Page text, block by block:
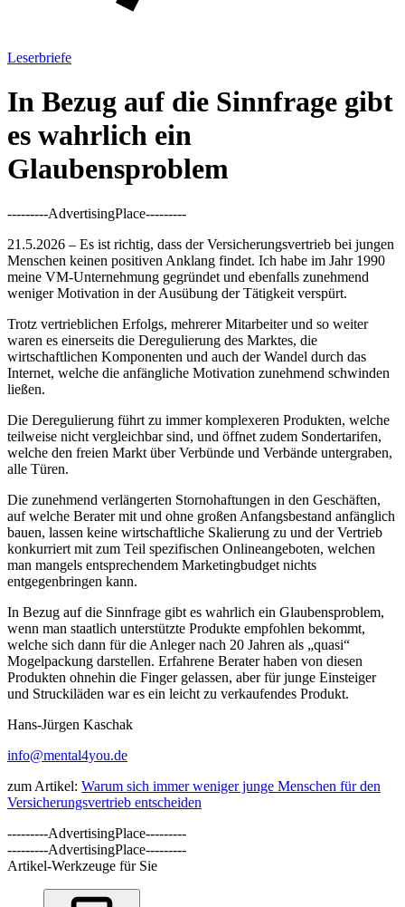
Leserbriefe
In Bezug auf die Sinnfrage gibt
es wahrlich ein
Glaubensproblem
---------AdvertisingPlace---------
21.5.2026 – Es ist richtig, dass der Versicherungsvertrieb bei jungen
Menschen keinen positiven Anklang findet. Ich habe im Jahr 1990
meine VM-Unternehmung gegründet und ebenfalls zunehmend
weniger Motivation in der Ausübung der Tätigkeit verspürt.
Trotz vertrieblichen Erfolgs, mehrerer Mitarbeiter und so weiter
waren es einerseits die Deregulierung des Marktes, die
wirtschaftlichen Komponenten und auch der Wandel durch das
Internet, welche die anfängliche Motivation zunehmend schwinden
ließen.
Die Deregulierung führt zu immer komplexeren Produkten, welche
teilweise nicht vergleichbar sind, und öffnet zudem Sondertarifen,
welche den freien Markt über Verbünde und Verbände untergraben,
alle Türen.
Die zunehmend verlängerten Stornohaftungen in den Geschäften,
auf welche Berater mit und ohne großen Anfangsbestand anfänglich
bauen, lassen keine wirtschaftliche Skalierung zu und der Vertrieb
konkurriert mit zum Teil spezifischen Onlineangeboten, welchen
man mangels entsprechendem Marketingbudget nichts
entgegenbringen kann.
In Bezug auf die Sinnfrage gibt es wahrlich ein Glaubensproblem,
wenn man staatlich unterstützte Produkte empfohlen bekommt,
welche sich dann für die Anleger nach 20 Jahren als „quasi“
Mogelpackung darstellen. Erfahrene Berater haben von diesen
Produkten ohnehin die Finger gelassen, aber für junge Einsteiger
und Struckiläden war es ein leicht zu verkaufendes Produkt.
Hans-Jürgen Kaschak
info@mental4you.de
zum Artikel: Warum sich immer weniger junge Menschen für den
Versicherungsvertrieb entscheiden
---------AdvertisingPlace---------
---------AdvertisingPlace---------
Artikel-Werkzeuge für Sie